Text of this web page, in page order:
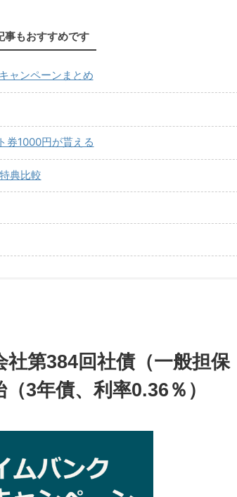
事もおすすめです
ャンペーンまとめ
券1000円が貰える
典比較
第384回社債（一般担保
3年債、利率0.36％）